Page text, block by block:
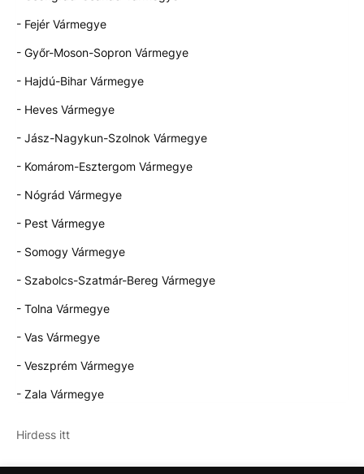
- Fejér Vármegye
- Győr-Moson-Sopron Vármegye
- Hajdú-Bihar Vármegye
- Heves Vármegye
- Jász-Nagykun-Szolnok Vármegye
- Komárom-Esztergom Vármegye
- Nógrád Vármegye
- Pest Vármegye
- Somogy Vármegye
- Szabolcs-Szatmár-Bereg Vármegye
- Tolna Vármegye
- Vas Vármegye
- Veszprém Vármegye
- Zala Vármegye
Hirdess itt